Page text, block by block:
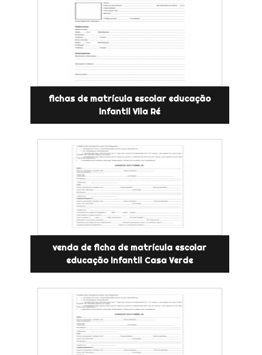
fichas de matrícula escolar educação
infantil Vila Ré
venda de ficha de matrícula escolar
educação infantil Casa Verde